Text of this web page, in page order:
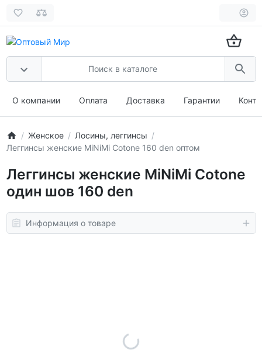
О компании Оплата Доставка Гарантии
Женское
Лосины, леггинсы
Леггинсы женские MiNiMi Cotone 160 den оптом
Леггинсы женские MiNiMi Cotone
один шов 160 den
Информация о товаре